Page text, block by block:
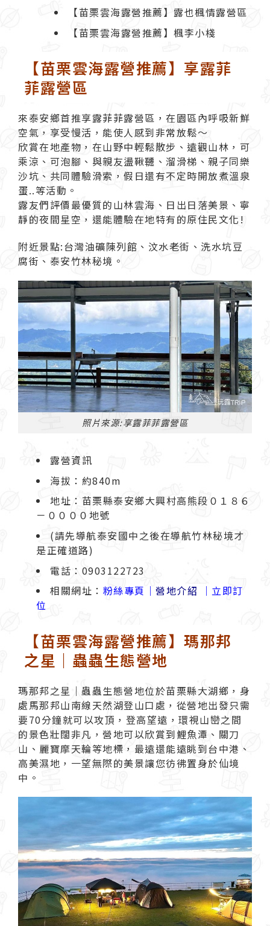
【苗栗雲海露營推薦】露也楓情露營區
【苗栗雲海露營推薦】楓李小棧
【苗栗雲海露營推薦】享露菲
菲露營區
來泰安鄉首推享露菲菲露營區 ，在園區內呼吸新鮮
空氣，享受慢活，能使人感到非常放鬆～
欣賞在地產物，在山野中輕鬆散步、遠觀山林，可
乘涼、可泡腳、與親友盪鞦韆、溜滑梯、親子同樂
沙坑、共同體驗滑索，假日還有不定時開放煮溫泉
蛋..等活動。
露友們評價最優質的山林雲海、日出日落美景、寧
靜的夜間星空，還能體驗在地特有的原住民文化!
附近景點:台灣油礦陳列館、汶水老街、洗水坑豆
腐街、泰安竹林秘境。
照片來源:享露菲菲露營區
露營資訊
海拔：約840m
地址：苗栗縣泰安鄉大興村高熊段０１８６
－００００地號
(請先導航泰安國中之後在導航竹林秘境才
是正確道路)
電話：0903122723
相關網址： 粉絲專頁 ｜ 營地介紹 ｜ 立即訂
位
【苗栗雲海露營推薦】瑪那邦
之星｜蟲蟲生態營地
瑪那邦之星｜ 蟲蟲生態營地位於苗栗縣大湖鄉，身
處馬那邦山南線天然湖登山口處，從營地出發只需
要70分鐘就可以攻頂，登高望遠，環視山巒之間
的景色壯闊非凡，營地可以欣賞到鯉魚潭、關刀
山、麗寶摩天輪等地標，最遠還能遠眺到台中港、
高美濕地，一望無際的美景讓您彷彿置身於仙境
中。